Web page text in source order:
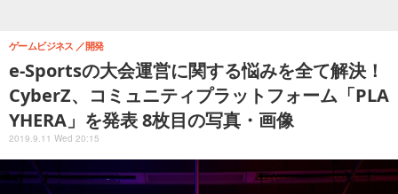
e-Sportsの大会運営に関する悩みを全て解決！
CyberZ、コミュニティプラットフォーム「PLA
YHERA」を発表 8枚目の写真・画像
ゲームビジネス 開発
2019.9.11 Wed 20:15